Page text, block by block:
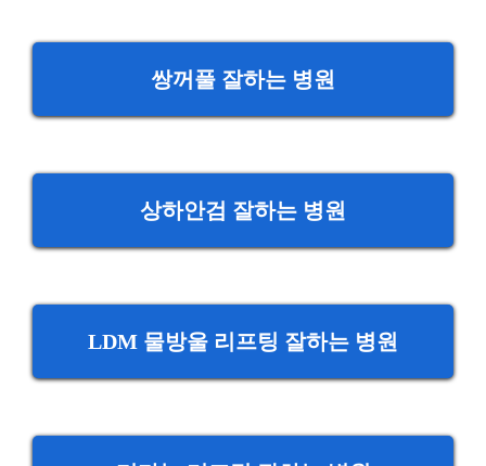
쌍꺼풀 잘하는 병원
상하안검 잘하는 병원
LDM 물방울 리프팅 잘하는 병원